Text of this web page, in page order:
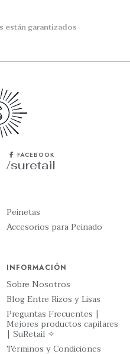
garantizados
FACEBOOK
/suretail
Peinetas
Accesorios para Peinado
INFORMACIÓN
Sobre Nosotros
Blog Entre Rizos y Lisas
Preguntas Frecuentes |
Mejores productos capilares
| SuRetail ✧
Términos y Condiciones